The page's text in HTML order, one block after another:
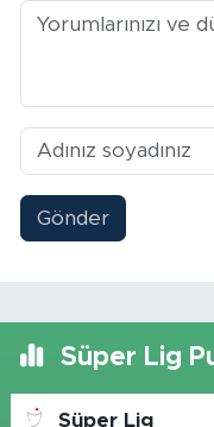
Gönder
Süper Lig
Süper Lig